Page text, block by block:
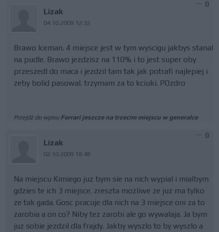
Lizak
04.10.2009 12:32
0
Brawo Iceman. 4 miejsce jest w tym wyscigu jakbys stanal
na pudle. Brawo jezdzisz na 110% i to jest super oby
przeszedl do maca i jezdzil tam tak jak potrafi najlepiej i
zeby bolid pasowal. trzymam za to kciuki. POzdro
Przejdź do wpisu Ferrari jeszcze na trzecim miejscu w generalce
Lizak
02.10.2009 18:48
0
Na miejscu Kimiego juz bym sie na nich wypial i mialbym
gdzies te ich 3 miejsce. zreszta mozliwe ze juz ma tylko
ze tak gada. Gosc pracuje dla nich na 3 miejsce oni za to
zarobia a on co? Niby tez zarobi ale go wywalaja. Ja bym
juz sobie jezdzil dla frajdy. Jakby wyszlo to by wyszlo a